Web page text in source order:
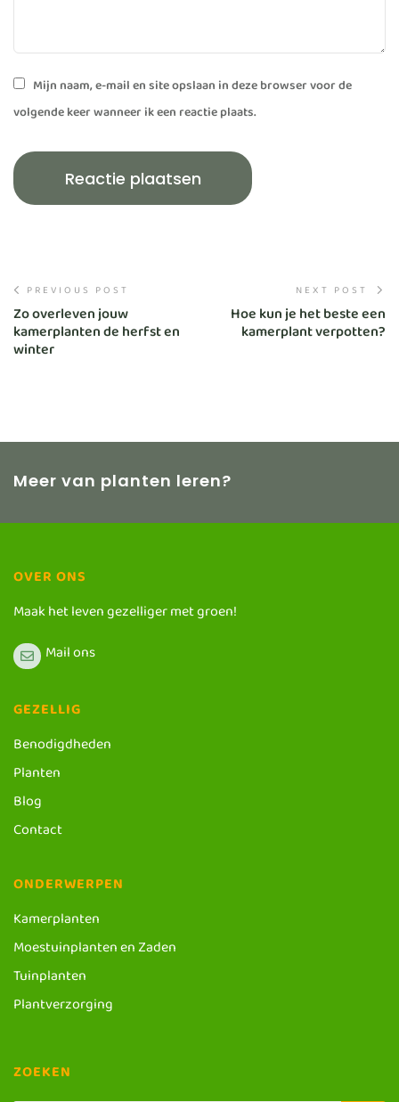
Mijn naam, e-mail en site opslaan in deze browser voor de
volgende keer wanneer ik een reactie plaats.
PREVIOUS POST
Zo overleven jouw
kamerplanten de herfst en
winter
NEXT POST
Hoe kun je het beste een
kamerplant verpotten?
Meer van planten leren?
OVER ONS
Maak het leven gezelliger met groen!
Mail ons
GEZELLIG
Benodigdheden
Planten
Blog
Contact
ONDERWERPEN
Kamerplanten
Moestuinplanten en Zaden
Tuinplanten
Plantverzorging
ZOEKEN